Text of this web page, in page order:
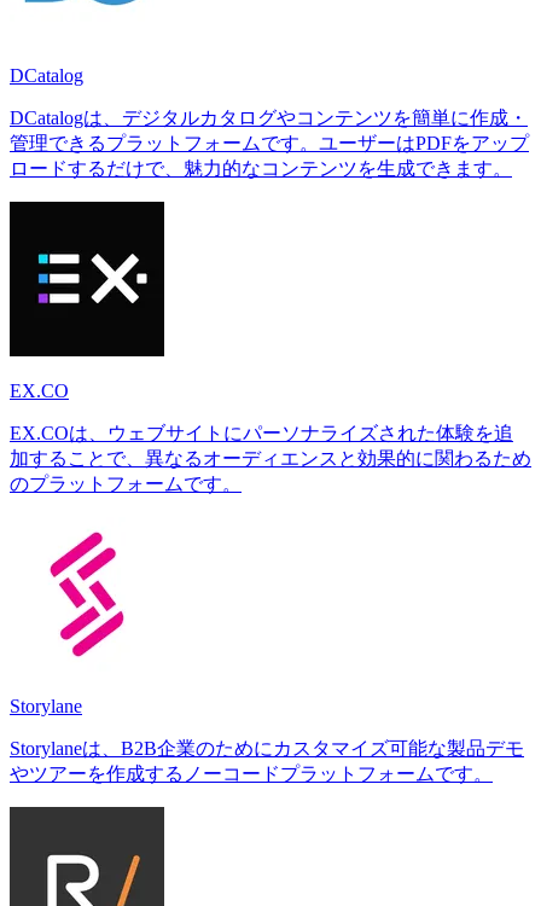
DCatalog
DCatalogは、デジタルカタログやコンテンツを簡単に作成・
管理できるプラットフォームです。ユーザーはPDFをアップ
ロードするだけで、魅力的なコンテンツを生成できます。
EX.CO
EX.COは、ウェブサイトにパーソナライズされた体験を追
加することで、異なるオーディエンスと効果的に関わるため
のプラットフォームです。
Storylane
Storylaneは、B2B企業のためにカスタマイズ可能な製品デモ
やツアーを作成するノーコードプラットフォームです。